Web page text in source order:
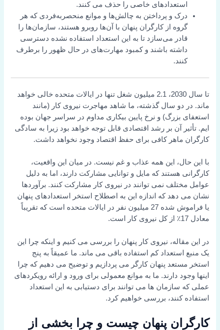
استعدادهای خاصی را حذف می کنند.
درک و پرداختن به چالش‌ها و موانع منحصربه‌فردی که هر
گروه از کارگران پنهان با آن‌ها روبرو هستند، سازمان‌ها را
قادر می‌سازد تا به این استعداد استفاده نشده دسترسی
داشته باشند و کمبود مهارت‌های در حال ظهور را برطرف
کنند.
تا سال 2030، 2.1 میلیون شغل تنها در ایالات متحده خالی خواهد
ماند. در دو سال گذشته، ما شاهد مهاجرت نیروی کار (مانند
استعفای بزرگ) و نرخ پایین بیکاری مداوم در سراسر جهان بوده
ایم. تأثیر آن بر رشد اقتصادی قابل توجه خواهد بود زیرا به سادگی
کارگران ماهر کافی برای حفظ اقتصاد وجود نخواهد داشت.
با این حال، این همه عذاب و غم نیست. در میان این واقعیت،
کارگرانی هستند که مایل و توانایی مشارکت دارند، اما به دلیل
عوامل مختلف نمی توانند در نیروی کار مشارکت کنند. برآوردها
نشان می دهد که اندازه این به اصطلاح استخر استعدادهای پنهان
یا فراموش شده 27 میلیون نفر در ایالات متحده است که تقریباً
معادل 17٪ از کل نیروی کار است.
در این مقاله، نیروی کار پنهان را بررسی می کنیم و اینکه چرا این
یک منبع استعداد کم استفاده باقی می ماند. ما عمیقاً به پنج
استخر مستعد پنهان کارگر می پردازیم و توضیح می دهیم که چرا
اینها وجود دارند. ما به موانع معمولی برای ورود و ارائه رویکردهای
عملی که سازمان ها می توانند برای دستیابی به این استعداد
استفاده کنند، بررسی خواهیم کرد.
کارگران پنهان چیست و چرا بخشی از